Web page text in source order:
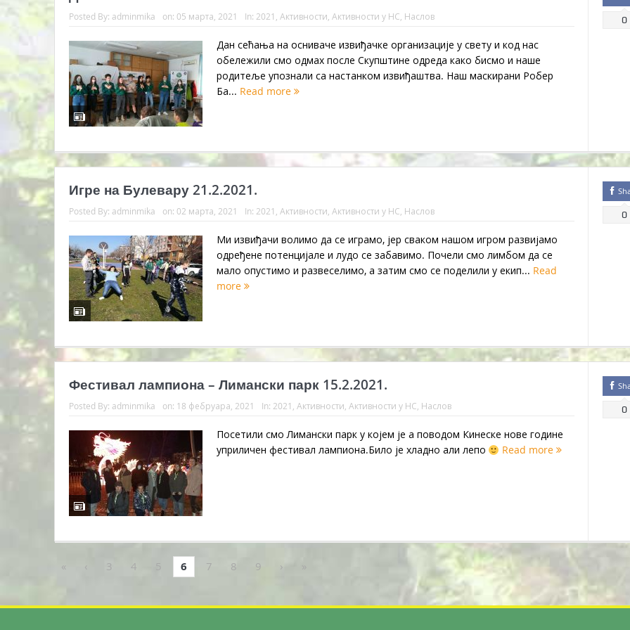
Posted By: adminmika on: 05 марта, 2021 In: 2021 Активности Активности у НС Наслов
Дан сећања на осниваче извиђачке организације у свету и код нас
обележили смо одмах после Скупштине одреда како бисмо и наше
родитеље упознали са настанком извиђаштва. Наш маскирани Робер
Ба... Read more
0
Игре на Булевару 21.2.2021.
Posted By: adminmika on: 02 марта, 2021 In: 2021 Активности Активности у НС Наслов
Ми извиђачи волимо да се играмо, јер сваком нашом игром развијамо
одређене потенцијале и лудо се забавимо. Почели смо лимбом да се
мало опустимо и развеселимо, а затим смо се поделили у екип... Read
more
0
Фестивал лампиона – Лимански парк 15.2.2021.
Posted By: adminmika on: 18 фебруара, 2021 In: 2021 Активности Активности у НС Наслов
Посетили смо Лимански парк у којем је а поводом Кинеске нове године
уприличен фестивал лампиона.Било је хладно али лепо
Read more
0
« ‹ 3 4 5 6 7 8 9 › »